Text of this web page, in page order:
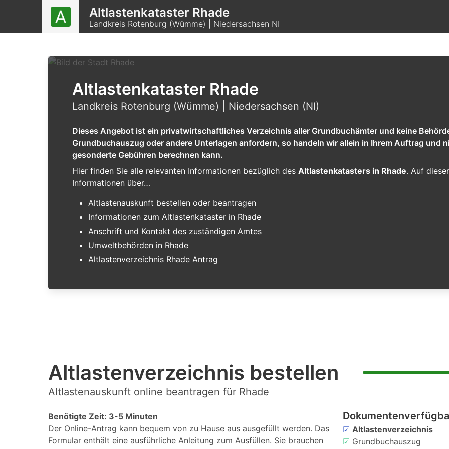
Altlastenkataster Rhade
Landkreis Rotenburg (Wümme) | Niedersachsen NI
Altlastenkataster Rhade
Landkreis Rotenburg (Wümme) | Niedersachsen (NI)
Dieses Angebot ist ein privatwirtschaftliches Verzeichnis aller Grundbuchämter und keine
Grundbuchauszug oder andere Unterlagen anfordern, so handeln wir allein in Ihrem Auftrag und
gesonderte Gebühren berechnen kann.
Hier finden Sie alle relevanten Informationen bezüglich des Altlastenkatasters in Rhade. Auf
Informationen über…
Altlastenauskunft bestellen oder beantragen
Informationen zum Altlastenkataster in Rhade
Anschrift und Kontakt des zuständigen Amtes
Umweltbehörden in Rhade
Altlastenverzeichnis Rhade Antrag
Altlastenverzeichnis bestellen
Altlastenauskunft online beantragen für Rhade
Benötigte Zeit: 3-5 Minuten
Der Online-Antrag kann bequem von zu Hause aus ausgefüllt werden. Das
Formular enthält eine ausführliche Anleitung zum Ausfüllen. Sie brauchen
☑ Altlastenverzeichnis
☑ Grundbuchauszug